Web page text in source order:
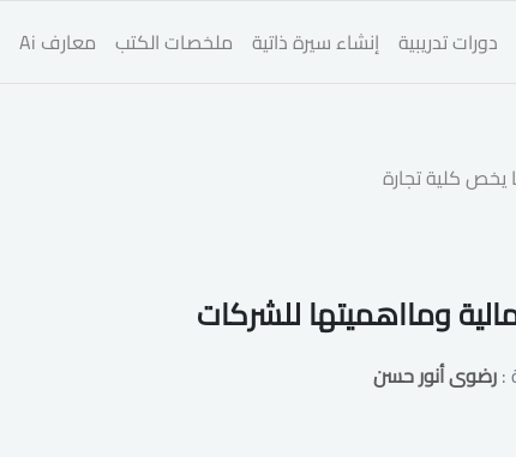
دورات تدريبية إنشاء سيرة ذاتية ملخصات الكتب معارف Ai
كلية تجارة
ومااهميتها للشركات
:رضوى أنور حسن